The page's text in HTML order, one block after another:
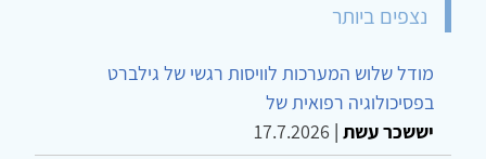
נצפים ביותר
מודל שלוש המערכות לוויסות רגשי של גילברט
בפסיכולוגיה רפואית של
יששכר עשת |
17.7.2026